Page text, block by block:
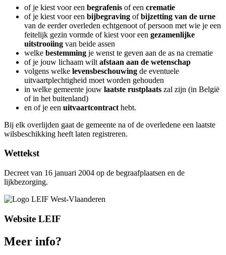
of je kiest voor een begrafenis of een crematie
of je kiest voor een bijbegraving ofbijzetting van de urne
van de eerder overleden echtgenoot of persoon met wie je een
feitelijk gezin vormde of kiest voor een gezamenlijke
uitstrooiing van beide assen
welke bestemming je wenst te geven aan de as na crematie
of je jouw lichaam wilt afstaan aan de wetenschap
volgens welke levensbeschouwing de eventuele
uitvaartplechtigheid moet worden gehouden
in welke gemeente jouw laatste rustplaats zal zijn (in België
of in het buitenland)
en of je een uitvaartcontract hebt.
Bij elk overlijden gaat de gemeente na of de overledene een laatste
wilsbeschikking heeft laten registreren.
Wettekst
Decreet van 16 januari 2004 op de begraafplaatsen en de
lijkbezorging.
Website LEIF
Meer info?